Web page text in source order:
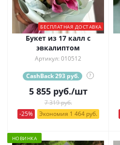
БЕСПЛАТНАЯ ДОСТАВКА
Букет из 17 калл с
эвкалиптом
Артикул: 010512
CashBack 293 руб. ?
5 855руб./шт
7 319 руб.
-25%
Экономия 1 464 руб.
НОВИНКА